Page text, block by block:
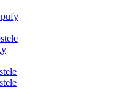
pufy